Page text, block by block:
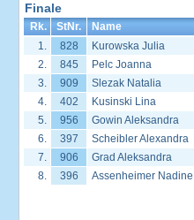
Finale
Rk. StNr. Name
1.
828 Kurowska Julia
2.
845 Pelc Joanna
3.
909 Slezak Natalia
4.
402 Kusinski Lina
5.
956 Gowin Aleksandra
6.
397 Scheibler Alexandra
7.
906 Grad Aleksandra
8.
396 Assenheimer Nadine